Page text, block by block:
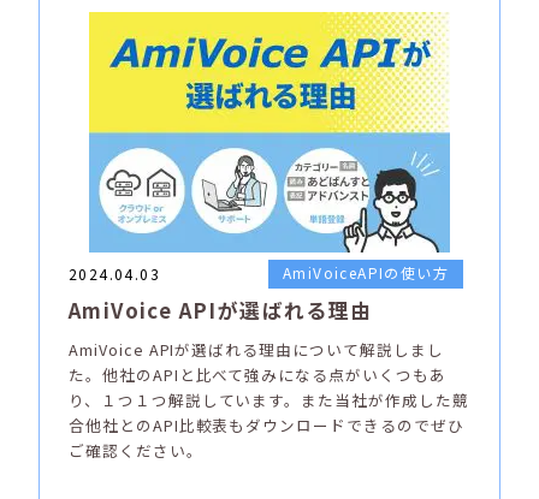
2024.04.03 AmiVoiceAPIの使い方
AmiVoice APIが選ばれる理由
AmiVoice APIが選ばれる理由について解説しまし
た。他社のAPIと比べて強みになる点がいくつもあ
り、１つ１つ解説しています。また当社が作成した競
合他社とのAPI比較表もダウンロードできるのでぜひ
ご確認ください。